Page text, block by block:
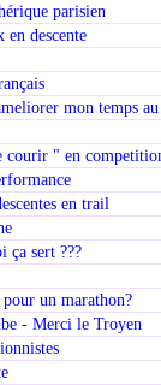
parisien
en descente
mon temps
courir " en
en trail
ça sert ???
un marathon?
- Merci le Troyen